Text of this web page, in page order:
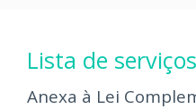
Lista de serviços
Anexa à Lei